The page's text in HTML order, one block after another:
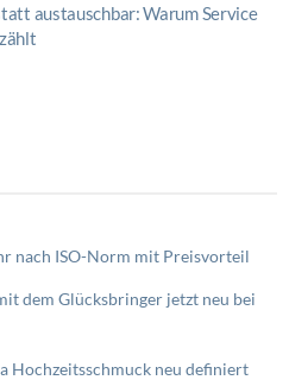
austauschbar: Warum Service
nach ISO-Norm mit Preisvorteil
dem Glücksbringer jetzt neu bei
Hochzeitsschmuck neu definiert